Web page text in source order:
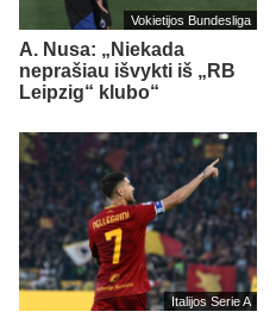
Vokietijos Bundesliga
A. Nusa: „Niekada
neprašiau išvykti iš „RB
Leipzig“ klubo“
Italijos Serie A